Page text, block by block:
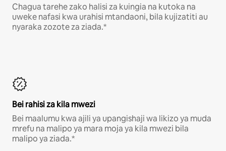
Chagua tarehe zako halisi za kuingia na kutoka na
uweke nafasi kwa urahisi mtandaoni, bila kujizatiti au
nyaraka zozote za ziada.*
Bei rahisi za kila mwezi
Bei maalumu kwa ajili ya upangishaji wa likizo ya muda
mrefu na malipo ya mara moja ya kila mwezi bila
malipo ya ziada.*